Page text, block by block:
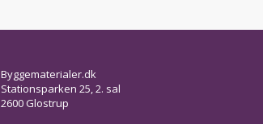
Byggematerialer.dk
Stationsparken 25, 2. sal
2600 Glostrup